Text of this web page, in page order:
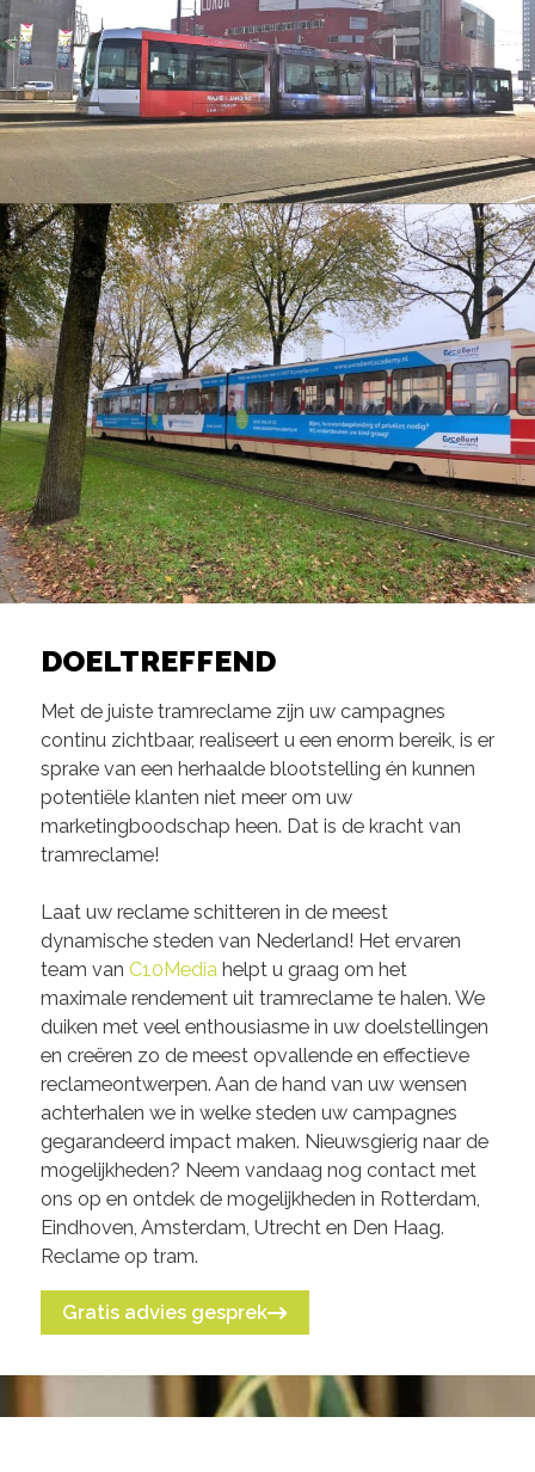
DOELTREFFEND
Met de juiste tramreclame zijn uw campagnes
continu zichtbaar, realiseert u een enorm bereik, is er
sprake van een herhaalde blootstelling én kunnen
potentiële klanten niet meer om uw
marketingboodschap heen. Dat is de kracht van
tramreclame!
Laat uw reclame schitteren in de meest
dynamische steden van Nederland! Het ervaren
team van C10Media helpt u graag om het
maximale rendement uit tramreclame te halen. We
duiken met veel enthousiasme in uw doelstellingen
en creëren zo de meest opvallende en effectieve
reclameontwerpen. Aan de hand van uw wensen
achterhalen we in welke steden uw campagnes
gegarandeerd impact maken. Nieuwsgierig naar de
mogelijkheden? Neem vandaag nog contact met
ons op en ontdek de mogelijkheden in Rotterdam,
Eindhoven, Amsterdam, Utrecht en Den Haag.
Reclame op tram.
Gratis advies gesprek